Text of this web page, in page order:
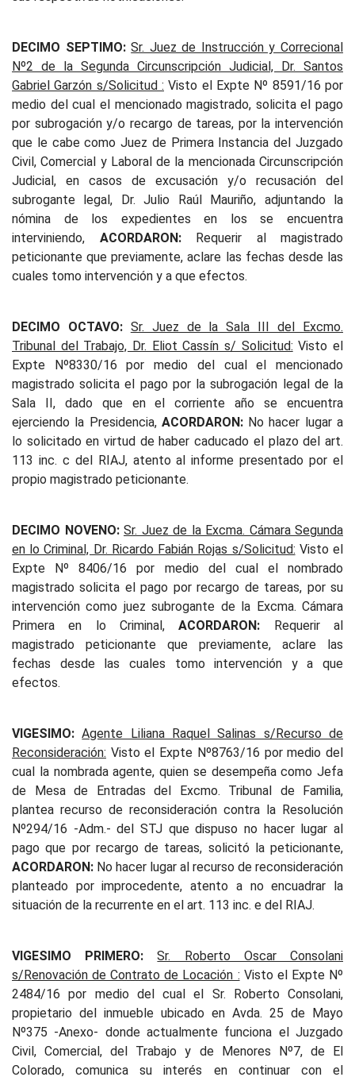
DECIMO SEPTIMO: Sr. Juez de Instrucción y Correcional
Nº2 de la Segunda Circunscripción Judicial, Dr. Santos
Gabriel Garzón s/Solicitud : Visto el Expte Nº 8591/16 por
medio del cual el mencionado magistrado, solicita el pago
por subrogación y/o recargo de tareas, por la intervención
que le cabe como Juez de Primera Instancia del Juzgado
Civil, Comercial y Laboral de la mencionada Circunscripción
Judicial, en casos de excusación y/o recusación del
subrogante legal, Dr. Julio Raúl Mauriño, adjuntando la
nómina de los expedientes en los se encuentra
interviniendo, ACORDARON:Requerir al magistrado
peticionante que previamente, aclare las fechas desde las
cuales tomo intervención y a que efectos.
DECIMO OCTAVO: Sr. Juez de la Sala III del Excmo.
Tribunal del Trabajo, Dr. Eliot Cassín s/ Solicitud: Visto el
Expte Nº8330/16 por medio del cual el mencionado
magistrado solicita el pago por la subrogación legal de la
Sala II, dado que en el corriente año se encuentra
ejerciendo la Presidencia, ACORDARON:No hacer lugar a
lo solicitado en virtud de haber caducado el plazo del art.
113 inc. c del RIAJ, atento al informe presentado por el
propio magistrado peticionante.
DECIMO NOVENO: Sr. Juez de la Excma. Cámara Segunda
en lo Criminal, Dr. Ricardo Fabián Rojas s/Solicitud: Visto el
Expte Nº 8406/16 por medio del cual el nombrado
magistrado solicita el pago por recargo de tareas, por su
intervención como juez subrogante de la Excma. Cámara
Primera en lo Criminal,ACORDARON: Requerir al
magistrado peticionante que previamente, aclare las
fechas desde las cuales tomo intervención y a que
efectos.
VIGESIMO: Agente Liliana Raquel Salinas s/Recurso de
Reconsideración: Visto el Expte Nº8763/16 por medio del
cual la nombrada agente, quien se desempeña como Jefa
de Mesa de Entradas del Excmo. Tribunal de Familia,
plantea recurso de reconsideración contra la Resolución
Nº294/16 -Adm.- del STJ que dispuso no hacer lugar al
pago que por recargo de tareas, solicitó la peticionante,
ACORDARON: No hacer lugar al recurso de reconsideración
planteado por improcedente, atento a no encuadrar la
situación de la recurrente en el art. 113 inc. e del RIAJ.
VIGESIMO PRIMERO:
Sr. Roberto Oscar Consolani
s/Renovación de Contrato de Locación : Visto el Expte Nº
2484/16 por medio del cual el Sr. Roberto Consolani,
propietario del inmueble ubicado en Avda. 25 de Mayo
Nº375 -Anexo- donde actualmente funciona el Juzgado
Civil, Comercial, del Trabajo y de Menores Nº7, de El
Colorado, comunica su interés en continuar con el